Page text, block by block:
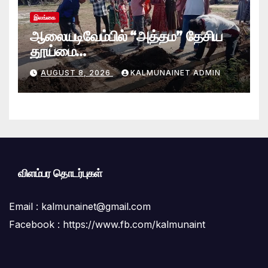
இலங்கை
ஆலையடிவேம்பில் “அத்தம” தேசிய
தூய்மை
வேலைத்திட்டம்.:ஆலையடிவேம்பு
பிரதேச செயலகமும் பிரதேச சபையும்
இணைந்து விசேட தூய்மைப் பணி.
AUGUST 8, 2026 KALMUNAINET ADMIN
விளம்பர தொடர்புகள்
Email : kalmunainet@gmail.com
Facebook : https://www.fb.com/kalmunaint